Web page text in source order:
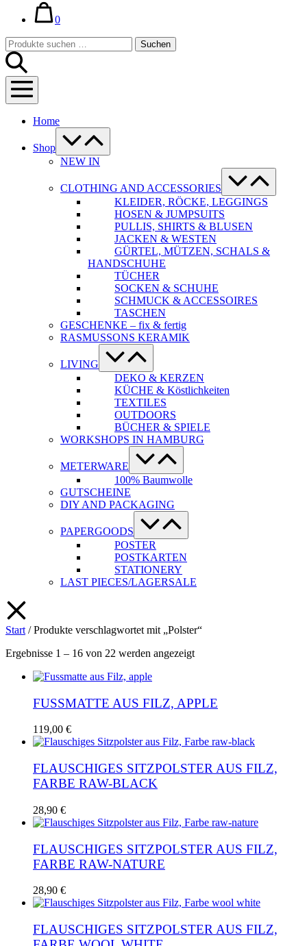
Warenkorb
0im
Suche-
Schalter
Suchen
nach:
Suchen
Menü-
Schalter
Home
Shop
Menü-
Schalter
NEW IN
CLOTHING AND ACCESSORIES
Menü-
Schalter
KLEIDER, RÖCKE, LEGGINGS
HOSEN & JUMPSUITS
PULLIS, SHIRTS & BLUSEN
JACKEN & WESTEN
GÜRTEL, MÜTZEN, SCHALS &
HANDSCHUHE
TÜCHER
SOCKEN & SCHUHE
SCHMUCK & ACCESSOIRES
TASCHEN
GESCHENKE – fix & fertig
RASMUSSONS KERAMIK
LIVING
Menü-
Schalter
DEKO & KERZEN
KÜCHE & Köstlichkeiten
TEXTILES
OUTDOORS
BÜCHER & SPIELE
WORKSHOPS IN HAMBURG
METERWARE
Menü-
Schalter
100% Baumwolle
GUTSCHEINE
DIY AND PACKAGING
PAPERGOODS
Menü-
Schalter
POSTER
POSTKARTEN
STATIONERY
LAST PIECES/LAGERSALE
Start / Produkte verschlagwortet mit „Polster“
Ergebnisse 1 – 16 von 22 werden angezeigtNach
FUSSMATTE AUS FILZ, APPLE
119,00 €
FLAUSCHIGES SITZPOLSTER AUS FILZ,
FARBE RAW-BLACK
28,90 €
FLAUSCHIGES SITZPOLSTER AUS FILZ,
FARBE RAW-NATURE
28,90 €
FLAUSCHIGES SITZPOLSTER AUS FILZ,